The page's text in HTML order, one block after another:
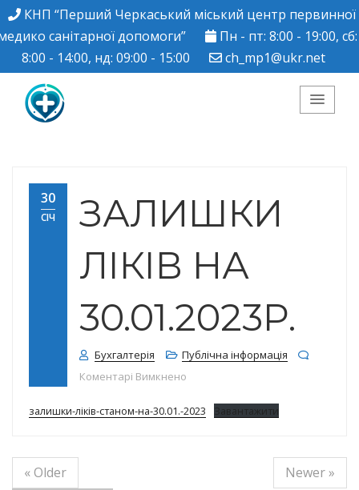
КНП “Перший Черкаський міський центр первинної
санітарної допомоги”
Пн - пт: 8:00 - 19:00, сб:
8:00 - 14:00, нд: 09:00 - 15:00
ch_mp1@ukr.net
Черкаський міський
центр ПМСД"
30
СІЧ
ЗАЛИШКИ
ЛІКІВ НА
30.01.2023Р.
Бухгалтерія
Публічна інформація
Коментарі Вимкнено
залишки-ліків-станом-на-30.01.-2023 Завантажити
« Older
Newer »